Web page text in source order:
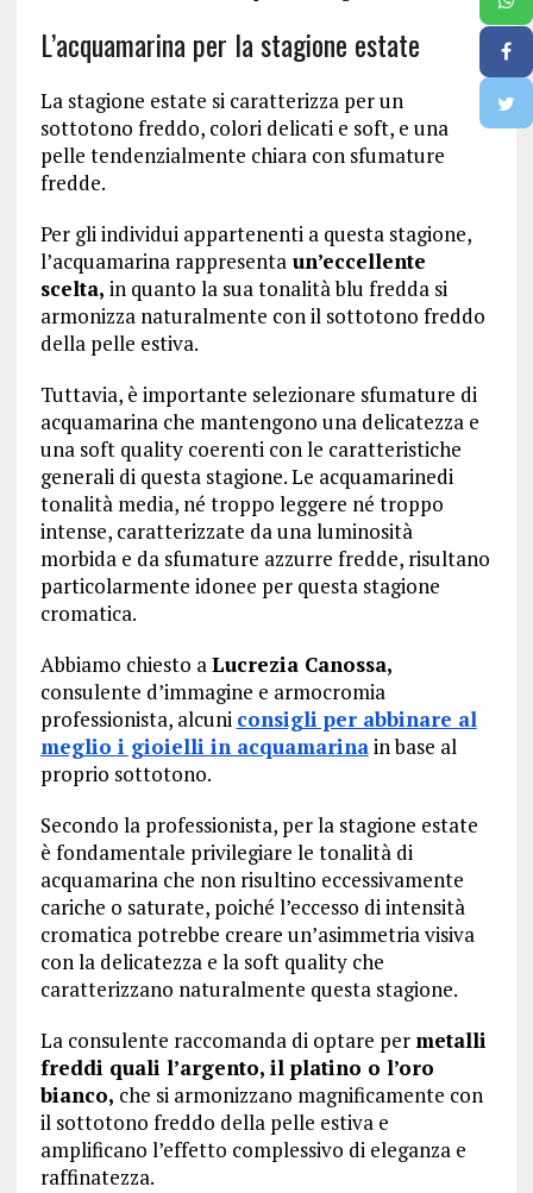
L’acquamarina per la stagione estate
La stagione estate si caratterizza per un
sottotono freddo, colori delicati e soft, e una
pelle tendenzialmente chiara con sfumature
fredde.
Per gli individui appartenenti a questa stagione,
l’acquamarina rappresentaun’eccellente
scelta, in quanto la sua tonalità blu fredda si
armonizza naturalmente con il sottotono freddo
della pelle estiva.
Tuttavia, è importante selezionare sfumature di
acquamarina che mantengono una delicatezza e
una soft quality coerenti con le caratteristiche
generali di questa stagione. Le acquamarinedi
tonalità media, né troppo leggere né troppo
intense, caratterizzate da una luminosità
morbida e da sfumature azzurre fredde, risultano
particolarmente idonee per questa stagione
cromatica.
Abbiamo chiesto aLucrezia Canossa,
consulente d’immagine e armocromia
professionista, alcuni consigli per abbinare al
meglio i gioielli in acquamarinain base al
proprio sottotono.
Secondo la professionista, per la stagione estate
è fondamentale privilegiare le tonalità di
acquamarina che non risultino eccessivamente
cariche o saturate, poiché l’eccesso di intensità
cromatica potrebbe creare un’asimmetria visiva
con la delicatezza e la soft quality che
caratterizzano naturalmente questa stagione.
La consulente raccomanda di optare per metalli
freddi quali l’argento, il platino o l’oro
bianco, che si armonizzano magnificamente con
il sottotono freddo della pelle estiva e
amplificano l’effetto complessivo di eleganza e
raffinatezza.